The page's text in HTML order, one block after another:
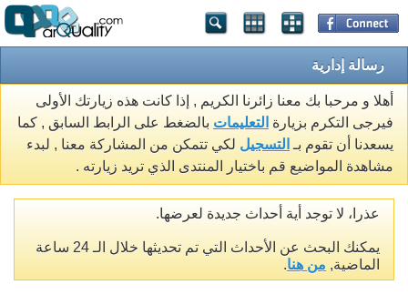
رسالة إدارية
أهلا و مرحبا بك معنا زائرنا الكريم , إذا كانت هذه زيارتك الأولى
فيرجى التكرم بزيارة التعليمات بالضغط على الرابط السابق , كما
يسعدنا أن تقوم بـ التسجيل لكي تتمكن من المشاركة معنا , لبدء
مشاهدة المواضيع قم باختيار المنتدى الذي تريد زيارته .
عذرا، لا توجد أية أحداث جديدة لعرضها.
يمكنك البحث عن الأحداث التي تم تحديثها خلال الـ 24 ساعة
الماضية, من هنا.